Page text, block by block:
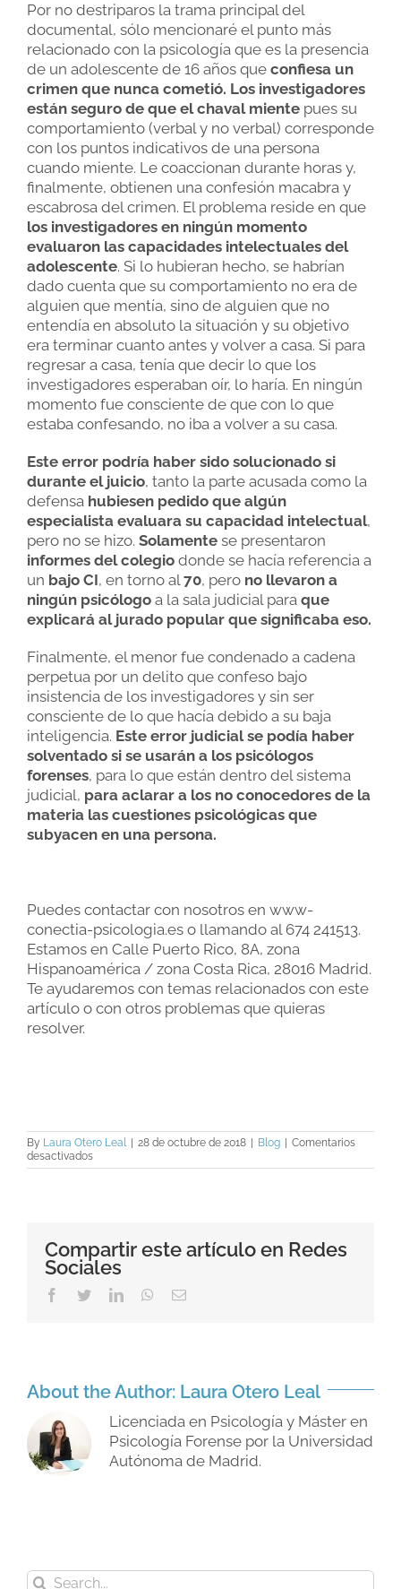
Por no destriparos la trama principal del
documental, sólo mencionaré el punto más
relacionado con la psicología que es la presencia
de un adolescente de 16 años que confiesa un
crimen que nunca cometió. Los investigadores
están seguro de que el chaval miente pues su
comportamiento (verbal y no verbal) corresponde
con los puntos indicativos de una persona
cuando miente. Le coaccionan durante horas y,
finalmente, obtienen una confesión macabra y
escabrosa del crimen. El problema reside en que
los investigadores en ningún momento
evaluaron las capacidades intelectuales del
adolescente. Si lo hubieran hecho, se habrían
dado cuenta que su comportamiento no era de
alguien que mentía, sino de alguien que no
entendía en absoluto la situación y su objetivo
era terminar cuanto antes y volver a casa. Si para
regresar a casa, tenía que decir lo que los
investigadores esperaban oír, lo haría. En ningún
momento fue consciente de que con lo que
estaba confesando, no iba a volver a su casa.
Este error podría haber sido solucionado si
durante el juicio, tanto la parte acusada como la
defensa hubiesen pedido que algún
especialista evaluara su capacidad intelectual,
pero no se hizo. Solamente se presentaron
informes del colegio donde se hacía referencia a
un bajo CI, en torno al70, pero no llevaron a
ningún psicólogo a la sala judicial para que
explicará al jurado popular que significaba eso.
Finalmente, el menor fue condenado a cadena
perpetua por un delito que confeso bajo
insistencia de los investigadores y sin ser
consciente de lo que hacía debido a su baja
inteligencia. Este error judicial se podía haber
solventado si se usarán a los psicólogos
forenses, para lo que están dentro del sistema
judicial, para aclarar a los no conocedores de la
materia las cuestiones psicológicas que
subyacen en una persona.
Puedes contactar con nosotros en www-
conectia-psicologia.es o llamando al 674 241513.
Estamos en Calle Puerto Rico, 8A, zona
Hispanoamérica / zona Costa Rica, 28016 Madrid.
Te ayudaremos con temas relacionados con este
artículo o con otros problemas que quieras
resolver.
By Laura Otero Leal 28 de octubre de 2018 Blog
Comentarios
desactivadosen
La
en
un
juicio
Compartir este artículo en Redes
Sociales
Facebook
TwitterLinkedInWhatsApp
Email
About the Author: Laura Otero Leal
Licenciada en Psicología y Máster en
Psicología Forense por la Universidad
Autónoma de Madrid.
Search